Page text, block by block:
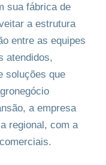
sua fábrica de
a estrutura
entre as equipes
atendidos,
soluções que
a empresa
regional, com a